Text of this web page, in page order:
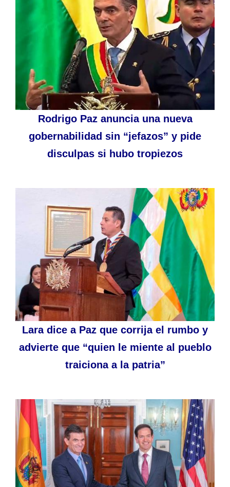
Rodrigo Paz anuncia una nueva
gobernabilidad sin “jefazos” y pide
disculpas si hubo tropiezos
Lara dice a Paz que corrija el rumbo y
advierte que “quien le miente al pueblo
traiciona a la patria”